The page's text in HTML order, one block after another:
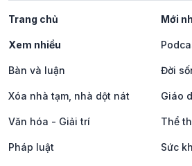
Trang chủ Mới
Xem nhiều
Bàn và luận Đời
Xóa nhà tạm, nhà dột nát Giáo
Văn hóa - Giải trí Thể
Pháp luật Sức